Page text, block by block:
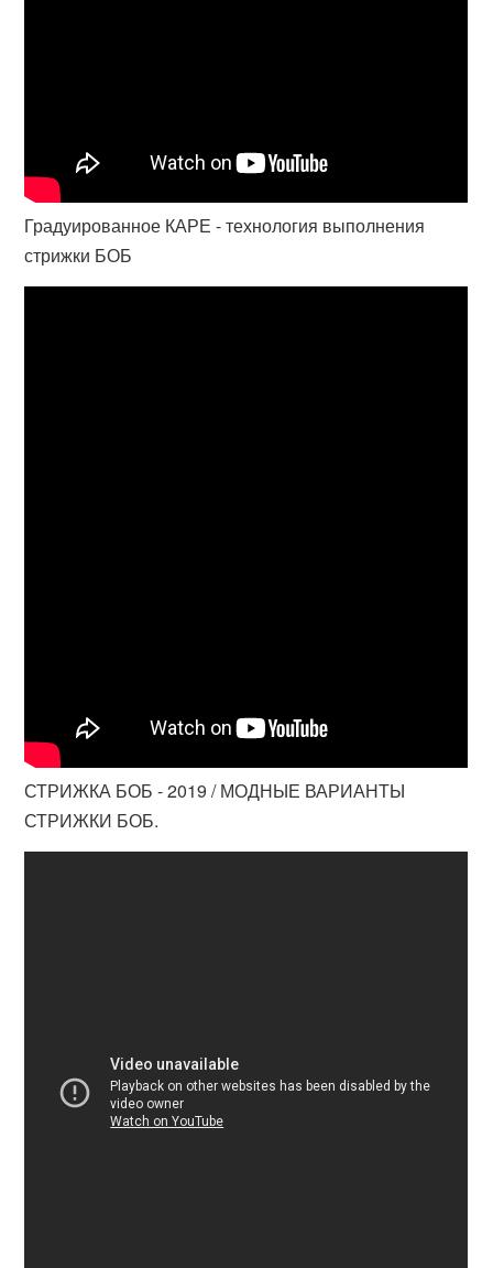
Градуированное КАРЕ - технология выполнения
стрижки БОБ
СТРИЖКА БОБ - 2019 / МОДНЫЕ ВАРИАНТЫ
СТРИЖКИ БОБ.